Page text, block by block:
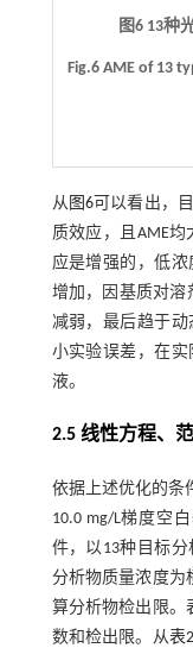
图6 13种
Fig.6 AME of 13
从 图6可以看出，
质效应，且AME
应是增强的，低
增加，因基质对溶
减弱，最后趋于
小实验误差，在
液。
2.5 线性方程、
依据上述优化的条
10.0 mg/L梯度空
件，以13种目标
分析物质量浓度为
算分析物检出限。
数和检出限。从表2